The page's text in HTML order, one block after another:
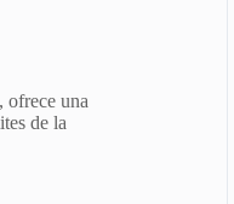
ofrece una
de la